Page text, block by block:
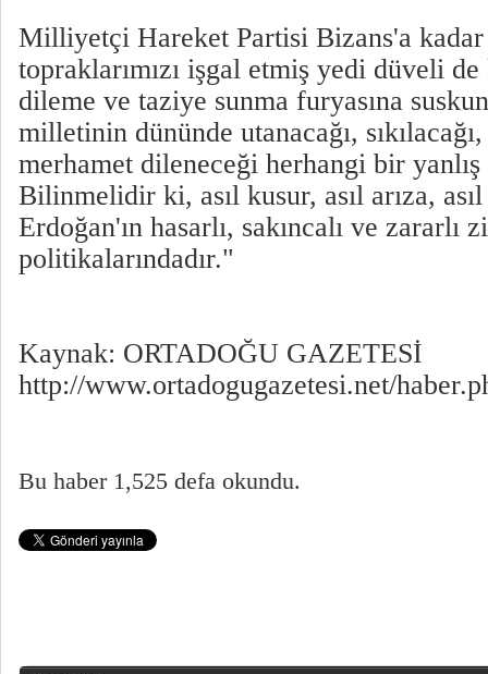
Milliyetçi Hareket Partisi Bizans'a kadar
topraklarımızı işgal etmiş yedi düveli
dileme ve taziye sunma furyasına
milletinin dününde utanacağı,
merhamet dileneceği herhangi bir
Bilinmelidir ki, asıl kusur, asıl arıza,
Erdoğan'ın hasarlı, sakıncalı ve zararlı
politikalarındadır."
Kaynak: ORTADOĞU GAZETESİ
http://www.ortadogugazetesi.net/
Bu haber 1,525 defa okundu.